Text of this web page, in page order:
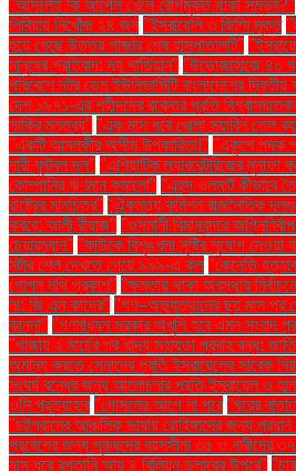
"আসলেই কি আপেল খেলে রোগমুক্ত থাকা সম্ভব?"
লিবিয়ায় নিখোঁজ ২৪ জন "ইসরায়েলি ৩ জিম্মি মুক্ত
হয়ে গেছে উত্তর গাজার শেষ হাসপাতালটি"
মানুষের প্রতিবাদ: দ্য গার্ডিয়ান" "উড়োজাহাজে ৪০
পরিবেশে নটর ডেম ইউনিভার্সিটি বাংলাদেশের
দেশ ১৯৭১-এর শহীদদের রক্তের প্রতি
সাকির মন্তব্য" "এক মাস ধরে খোলা সয়াবিন তেল
"একটি আমলকীর অসীম উপকারিতা!" "একুশে পদক
নারী ফুটবল দল" "এশিয়াটিক ল্যাবরেটরিজের মুনাফা
কোম্পানির ঋণমান কমালো" "এহুদ ওলমার্ট কীভাবে
রাষ্ট্রের মানচিত্র" "ঐকমত্য কমিশন রাজনৈতিক
করবে: আলী রীয়াজ" "ওসমানী বিমানবন্দরে
চেয়ারম্যান" "কাউকে বিশৃঙ্খলা সৃষ্টির সুযোগ দেওয়া
মর্টার শেল দেখতে পেয়ে ৯৯৯-এ কল "কেনেডি
গোপন নথি প্রকাশ" "ক্ষমতায় থাকা অবস্থায়
না: জি এম কাদের" "গণ–অভ্যুত্থানের ছয় মাস পর
কান্না" "গণমাধ্যম সরকার অখুশি হবে এমন সংবাদ
"গাজায় ২ মার্চের পর খাদ্য সহায়তা প্রবাহ বন্ধ:
অমান্য করতে সেনাদের প্রতি ইসরায়েলের সাবেক
সংঘর্ষ বন্ধের জন্য আলোচনার প্রতি ইসরায়েল ও
ওসি প্রত্যাহার "গোসলের আগে না পরে "ঘরের
"চট্টগ্রামের আঞ্চলিক ভাষায় রোহিঙ্গাদের জন্য প্রধান
প্রবেশের জন্য পুরুষদের বয়সসীমা ৩৫ ও নারীদের
মাস ধরে রপ্তানি আয় ৪ বিলিয়ন ডলারের উপরে"